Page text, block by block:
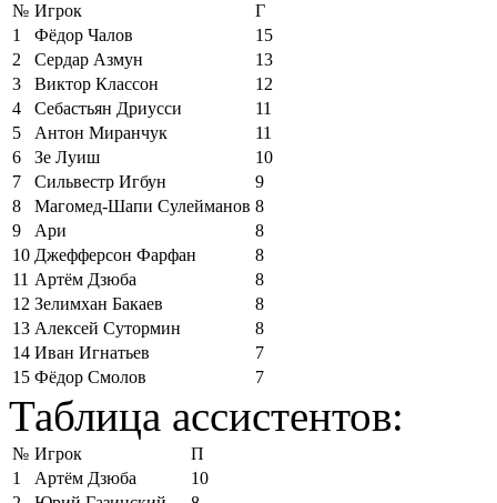
№ Игрок
Г
1
Фёдор Чалов
15
2
Сердар Азмун
13
3
Виктор Классон
12
4
Себастьян Дриусси
11
5
Антон Миранчук
11
6
Зе Луиш
10
7
Сильвестр Игбун
9
8
Магомед-Шапи Сулейманов 8
9
Ари
8
10 Джефферсон Фарфан
8
11 Артём Дзюба
8
12 Зелимхан Бакаев
8
13 Алексей Сутормин
8
14 Иван Игнатьев
7
15 Фёдор Смолов 7
Таблица ассистентов:
№ Игрок
П
1
Артём Дзюба
10